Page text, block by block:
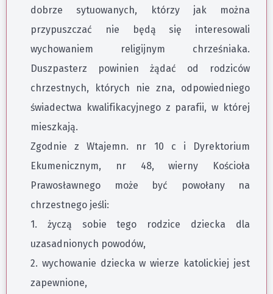
dobrze sytuowanych, którzy jak można
przypuszczać nie będą się interesowali
wychowaniem religijnym chrześniaka.
Duszpasterz powinien żądać od rodziców
chrzestnych, których nie zna, odpowiedniego
świadectwa kwalifikacyjnego z parafii, w której
mieszkają.
Zgodnie z Wtajemn. nr 10 c i Dyrektorium
Ekumenicznym, nr 48, wierny Kościoła
Prawosławnego może być powołany na
chrzestnego jeśli:
1. życzą sobie tego rodzice dziecka dla
uzasadnionych powodów,
2. wychowanie dziecka w wierze katolickiej jest
zapewnione,